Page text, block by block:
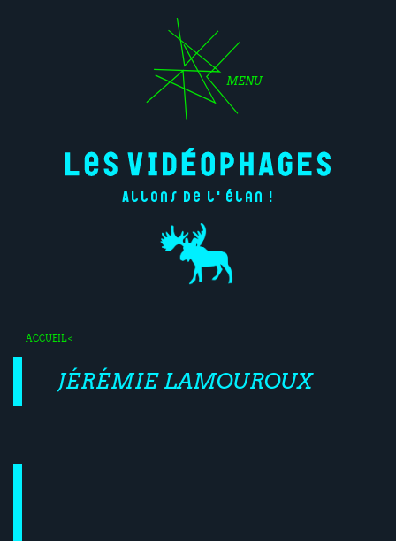
MENU
Allons de l'élan !
ACCUEIL<
JÉRÉMIE LAMOUROUX